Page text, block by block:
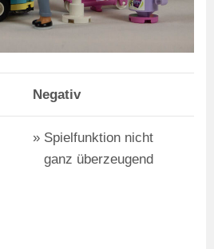
Negativ
Spielfunktion nicht
ganz überzeugend